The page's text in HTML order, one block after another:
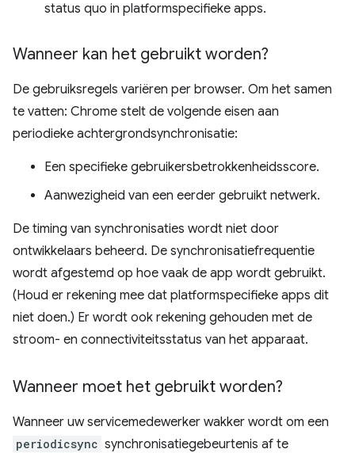
status quo in platformspecifieke apps.
Wanneer kan het gebruikt worden?
De gebruiksregels variëren per browser. Om het samen
te vatten: Chrome stelt de volgende eisen aan
periodieke achtergrondsynchronisatie:
Een specifieke gebruikersbetrokkenheidsscore.
Aanwezigheid van een eerder gebruikt netwerk.
De timing van synchronisaties wordt niet door
ontwikkelaars beheerd. De synchronisatiefrequentie
wordt afgestemd op hoe vaak de app wordt gebruikt.
(Houd er rekening mee dat platformspecifieke apps dit
niet doen.) Er wordt ook rekening gehouden met de
stroom- en connectiviteitsstatus van het apparaat.
Wanneer moet het gebruikt worden?
Wanneer uw servicemedewerker wakker wordt om een
periodicsync synchronisatiegebeurtenis af te